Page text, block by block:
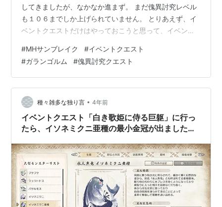
してきましたが、なかなか進まず。 まだ傀異討究レベル
も１０６までしか上げられていません。 とりあえず、イ
ベントクエストだけはやっておこうと思って、イベント
スト「爆炎豪水」 ジェスチャーがもらえるクエストで闘
技場のガランゴルム１頭の狩猟です。 何も見ずに行った
のですが、やり終えてからTwitterを見ているとどうやら
隠し要素があったみたい。 一緒に居るモンスターが他に
１頭ランダムに出るみたいで。 自分はクルルヤックでし
た。 それがかなりうっとう…
#MHサンブレイク #イベントクエスト
#ガランゴルム #傀異討究クエスト
種々雑多な独り言 • 4年前
イベントクエスト「白き歌姫に侍る巨躯」に行っ
たら、イソネミクニ亜種の最小金冠が出ました